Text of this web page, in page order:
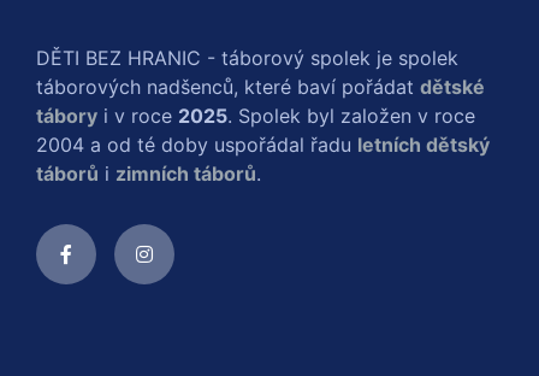
DĚTI BEZ HRANIC - táborový spolek je spolek
táborových nadšenců, které baví pořádat dětské
tábory i v roce 2025. Spolek byl založen v roce
2004 a od té doby uspořádal řadu letních dětský
táborů i zimních táborů.